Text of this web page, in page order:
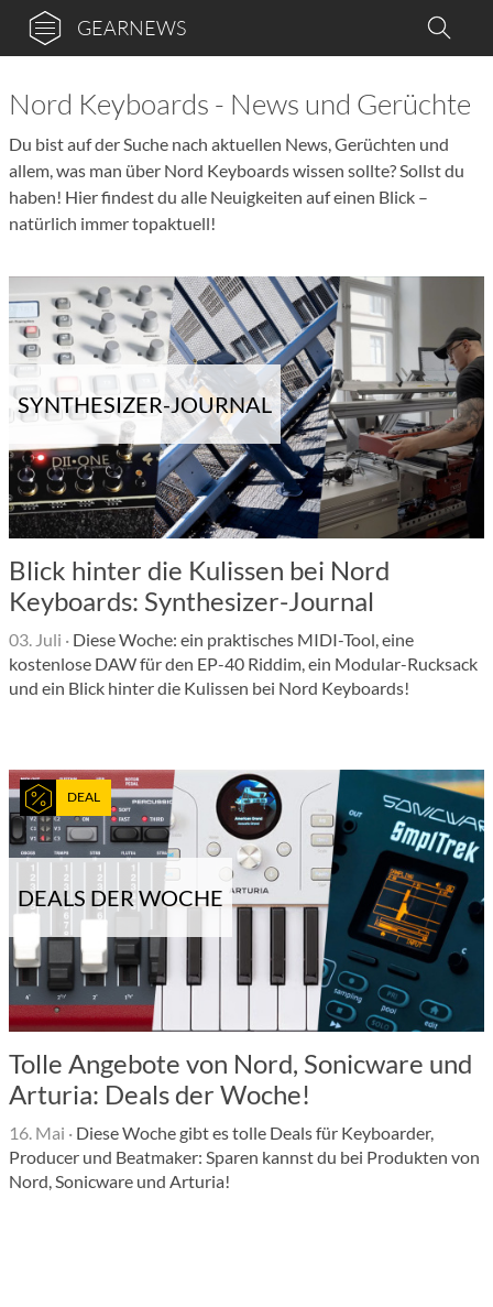
GEARNEWS
Nord Keyboards - News und Gerüchte
Du bist auf der Suche nach aktuellen News, Gerüchten und
allem, was man über Nord Keyboards wissen sollte? Sollst du
haben! Hier findest du alle Neuigkeiten auf einen Blick –
natürlich immer topaktuell!
SYNTHESIZER-JOURNAL
Blick hinter die Kulissen bei Nord
Keyboards: Synthesizer-Journal
03. Juli · Diese Woche: ein praktisches MIDI-Tool, eine
kostenlose DAW für den EP-40 Riddim, ein Modular-Rucksack
und ein Blick hinter die Kulissen bei Nord Keyboards!
DEALS DER WOCHE
DEAL
Tolle Angebote von Nord, Sonicware und
Arturia: Deals der Woche!
16. Mai · Diese Woche gibt es tolle Deals für Keyboarder,
Producer und Beatmaker: Sparen kannst du bei Produkten von
Nord, Sonicware und Arturia!